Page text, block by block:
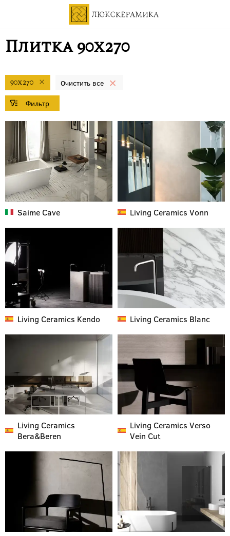
Плитка 90x270
90x270
Saime Cave Living Ceramics Vonn
Living Ceramics Kendo Living Ceramics Blanc
Living Ceramics
Bera&Beren
Living Ceramics Verso
Vein Cut